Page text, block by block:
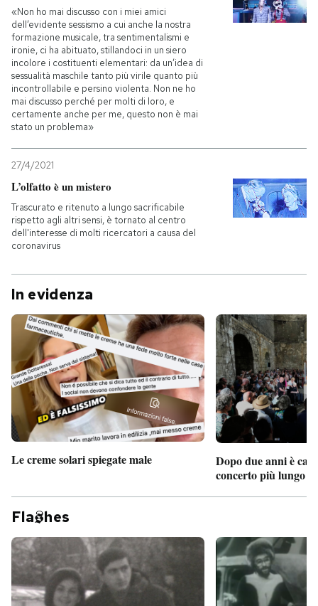
«Non ho mai discusso con i miei amici
dell’evidente sessismo a cui anche la nostra
formazione musicale, tra sentimentalismi e
ironie, ci ha abituato, stillandoci in un siero
incolore i costituenti elementari: da un’idea di
sessualità maschile tanto più virile quanto più
incontrollabile e persino violenta. Non ne ho
mai discusso perché per molti di loro, e
certamente anche per me, questo non è mai
stato un problema»
27/4/2021
L’olfatto è un mistero
Trascurato e ritenuto a lungo sacrificabile
rispetto agli altri sensi, è tornato al centro
dell'interesse di molti ricercatori a causa del
coronavirus
In evidenza
Le creme solari spiegate male
Dopo due anni è
concerto più lungo
Fla hes